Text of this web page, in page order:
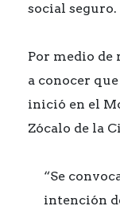
social seguro.
Por medio de
a conocer
inició en el
Zócalo de la
“Se
intención